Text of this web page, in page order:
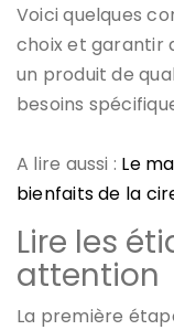
Voici quelques
choix et garantir
un produit de
besoins
A lire aussi : Le
bienfaits de la
Lire les
attention
La première